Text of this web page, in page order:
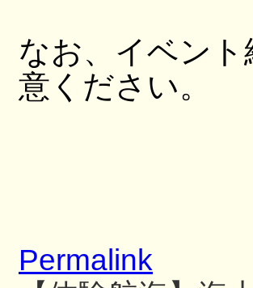
なお、イベン
意ください。
Permalink